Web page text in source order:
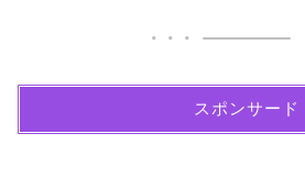
スポンサード